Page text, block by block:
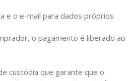
e o e-mail para dados próprios
o pagamento é liberado ao
custódia que garante que o